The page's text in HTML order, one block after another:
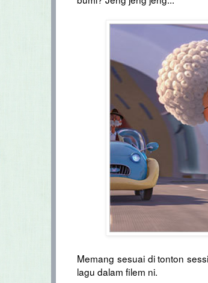
Memang sesuai di tonton
lagu dalam filem ni.